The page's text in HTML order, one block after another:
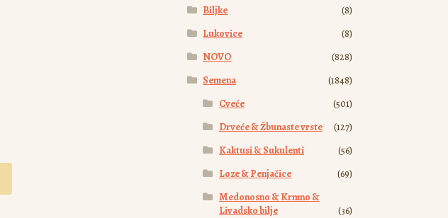
Biljke
(8)
Lukovice
(8)
NOVO
(828)
Semena
(1848)
Cveće
(501)
Drveće & Žbunaste vrste
(127)
Kaktusi & Sukulenti
(56)
Loze & Penjačice
(69)
Medonosno & Krmno &
Livadsko bilje
(36)